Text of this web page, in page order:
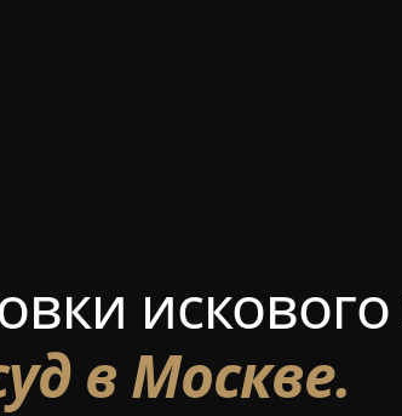
в Москве.